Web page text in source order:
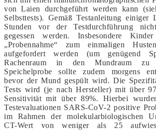
von Laien durchgeführt werden kann
Selbsttests). Gemäß Testanleitung einiger
Stunden vor der Testdurchführung
gegessen werden. Insbesondere
„Probennahme“ zum einmaligen
aufgefordert werden (um genügend
Rachenraum in den Mundraum zu
Speichelprobe sollte zudem morgens
bevor der Mund gespült wird. Die
Tests wird (je nach Hersteller) mit über
Sensitivität mit über 89%. Hierbei
Testevaluationen SARS-CoV-2 positive
im Rahmen der molekularbiologischen
CT-Wert von weniger als 25